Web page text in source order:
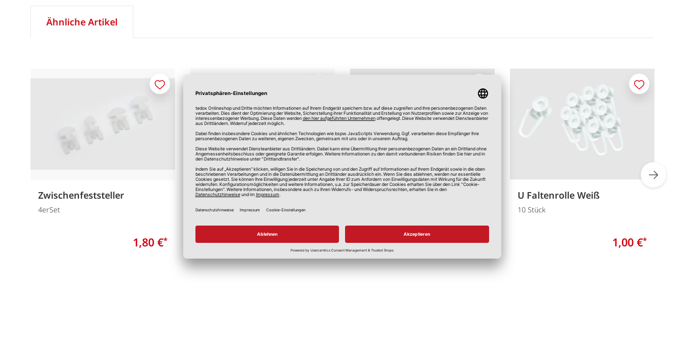
Ähnliche Artikel
Zwischenfeststeller
4erSet
1,80 €*
Merken
Röllchen
100erSet
3,50 €
Ösengleiter
4,00 €
Merken
U Faltenrolle Weiß
10 Stück
1,00 €*
Merken